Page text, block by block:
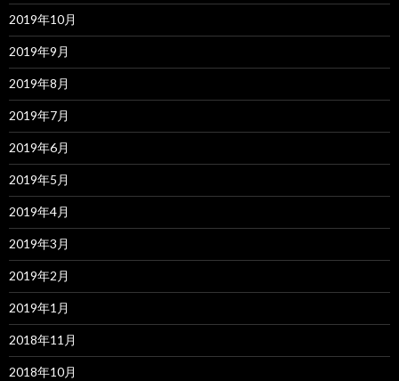
2019年10月
2019年9月
2019年8月
2019年7月
2019年6月
2019年5月
2019年4月
2019年3月
2019年2月
2019年1月
2018年11月
2018年10月